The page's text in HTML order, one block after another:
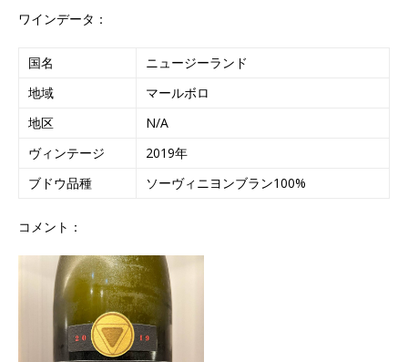
ワインデータ：
国名
ニュージーランド
地域
マールボロ
地区
N/A
ヴィンテージ
2019年
ブドウ品種
ソーヴィニヨンブラン100%
コメント：